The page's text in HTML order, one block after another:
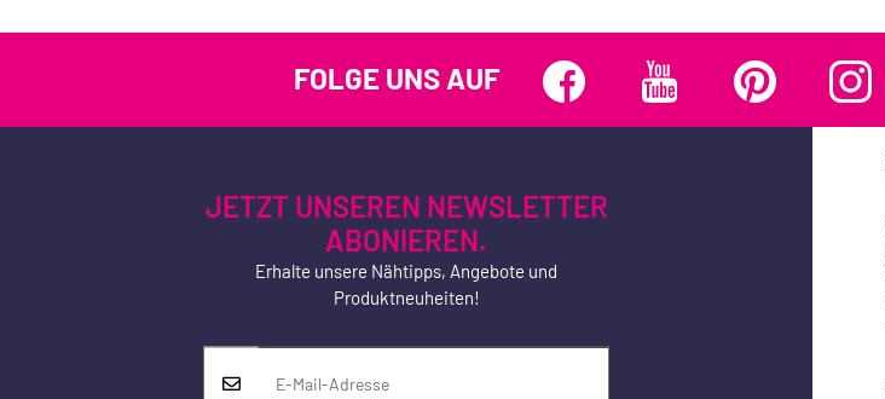
FOLGE UNS AUF
JETZT UNSEREN NEWSLETTER
ABONIEREN.
Erhalte unsere Nähtipps, Angebote und
Produktneuheiten!